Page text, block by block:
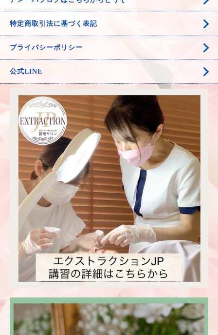
特定商取引法に基づく表記
プライバシーポリシー
公式LINE